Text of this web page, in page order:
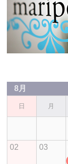
8月
日 月
02 03